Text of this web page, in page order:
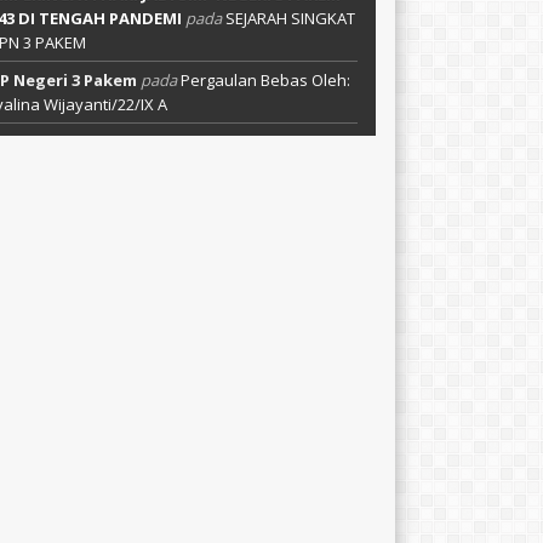
DI TENGAH PANDEMI padaSEJARAH SINGKAT
3 PAKEM
Negeri 3 Pakem padaPergaulan Bebas Oleh:
Wijayanti/22/IX A